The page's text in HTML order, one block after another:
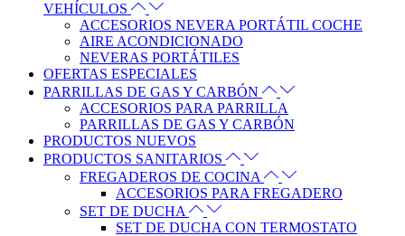
VEHÍCULOS
ACCESORIOS NEVERA PORTÁTIL COCHE
AIRE ACONDICIONADO
NEVERAS PORTÁTILES
OFERTAS ESPECIALES
PARRILLAS DE GAS Y CARBÓN
ACCESORIOS PARA PARRILLA
PARRILLAS DE GAS Y CARBÓN
PRODUCTOS NUEVOS
PRODUCTOS SANITARIOS
FREGADEROS DE COCINA
ACCESORIOS PARA FREGADERO
SET DE DUCHA
SET DE DUCHA CON TERMOSTATO